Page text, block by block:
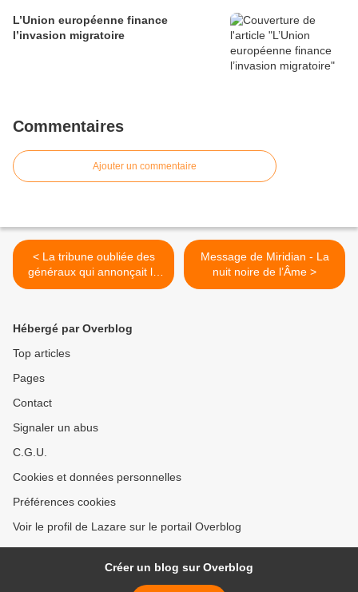
L’Union européenne finance
l’invasion migratoire
Commentaires
Ajouter un commentaire
< La tribune oubliée des
généraux qui annonçait la
guerre civile de demain
Message de Miridian - La
nuit noire de l’Âme >
Hébergé par Overblog
Top articles
Pages
Contact
Signaler un abus
C.G.U.
Cookies et données personnelles
Préférences cookies
Voir le profil de Lazare sur le portail Overblog
Créer un blog sur Overblog